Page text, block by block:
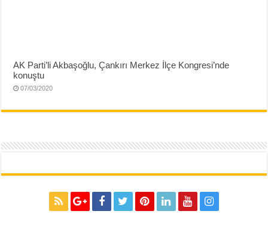
AK Parti’li Akbaşoğlu, Çankırı Merkez İlçe Kongresi’nde
konuştu
07/03/2020